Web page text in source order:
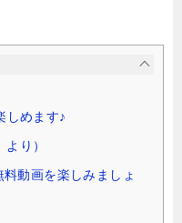
しめます♪
り）
動画を楽しみましょ